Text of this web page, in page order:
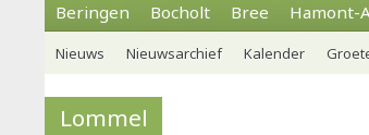
Beringen Bocholt Bree Hamont-
Nieuws Nieuwsarchief Kalender
Lommel